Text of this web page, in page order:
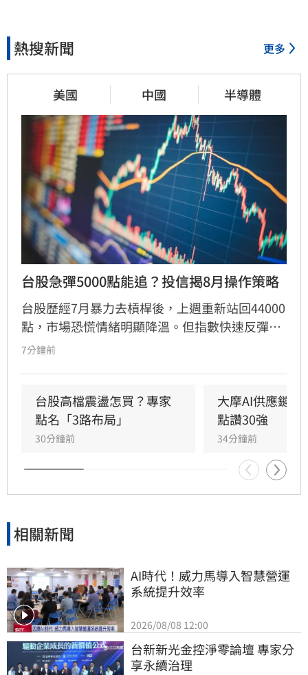
熱搜新聞 更多
美國 中國 半導體
台股急彈5000點能追？投信揭8月操作策略
台股歷經7月暴力去槓桿後，上週重新站回44000
點，市場恐慌情緒明顯降溫。但指數快速反彈不
等於整理結束，美國升息壓力、中東戰事及AI投
整持股，聚焦AI基本面強勁的4大族群。
7分鐘前
台股高檔震盪怎買？專家
點名「3路布局」
30分鐘前
大摩AI供應鏈圖
點讚30強
34分鐘前
相關新聞
AI時代！威力馬導入智慧營運
系統提升效率
2026/08/08 12:00
台新新光金控淨零論壇 專家分
享永續治理